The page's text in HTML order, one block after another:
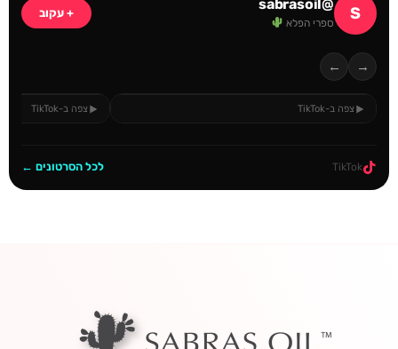
S
@sabrasoil
ספרי הפלא
+ עקוב
→
←
צפה ב-TikTok צפה ב-TikTok
TikTok לכל הסרטונים ←